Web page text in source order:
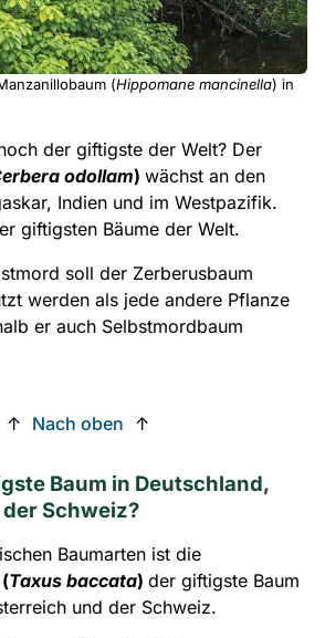
(Hippomane mancinella) in
der giftigste der Welt? Der
odollam) wächst an den
Indien und im Westpazifik.
giftigsten Bäume der Welt.
soll der Zerberusbaum
werden als jede andere Pflanze
er auch Selbstmordbaum
↑ Nach oben ↑
Baum in Deutschland,
Schweiz?
Baumarten ist die
Taxus baccata) der giftigste Baum
und der Schweiz.